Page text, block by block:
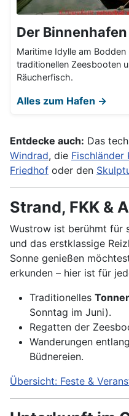
Der Binnenhafen
Maritime Idylle am Bodden
traditionellen Zeesbooten
Räucherfisch.
Alles zum Hafen →
Entdecke auch: Das
Windrad, die Fischländer
Friedhof oder den
Strand, FKK &
Wustrow ist berühmt für
und das erstklassige
Sonne genießen
erkunden – hier ist für
Traditionelles
Sonntag im Juni).
Regatten der
Wanderungen
Büdnereien.
Übersicht: Feste &